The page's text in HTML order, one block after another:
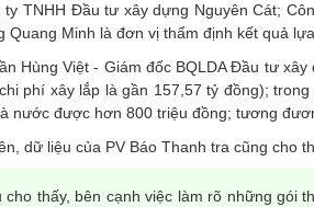
ty TNHH Đầu tư xây dựng Nguyên Cát;
Quang Minh là đơn vị thẩm định kết quả
Hùng Việt - Giám đốc BQLDA Đầu tư
phí xây lắp là gần 157,57 tỷ đồng);
nước được hơn 800 triệu đồng; tương
dữ liệu của PV Báo Thanh tra cũng cho
thấy, bên cạnh việc làm rõ những gói